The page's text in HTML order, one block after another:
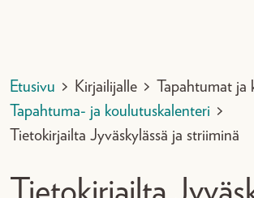
Etusivu > Kirjailijalle > Tapahtumat
Tapahtuma- ja koulutuskalenteri >
Tietokirjailta Jyväskylässä ja striiminä